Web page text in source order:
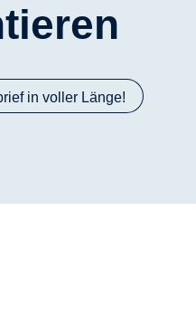
in voller Länge!